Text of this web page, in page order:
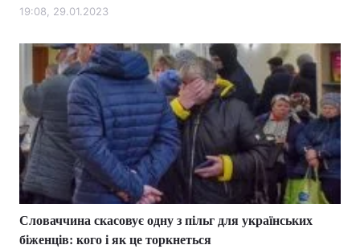
19:08, 29.01.2023
Словаччина скасовує одну з пільг для українських
біженців: кого і як це торкнеться